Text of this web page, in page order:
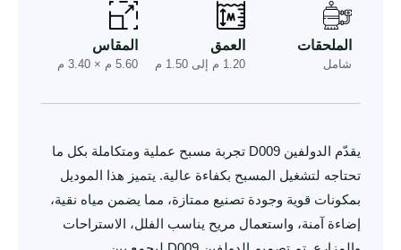
الملحقات
شامل
العمق
1.20 م إلى 1.50 م
المقاس
5.60 م × 3.40 م
يقدّم الدولفين D009 تجربة مسبح عملية ومتكاملة بكل ما
تحتاجه لتشغيل المسبح بكفاءة عالية. يتميز هذا الموديل
بمكونات قوية وجودة تصنيع ممتازة، مما يضمن مياه نقية،
إضاءة آمنة، واستعمال مريح يناسب الفلل، الاستراحات